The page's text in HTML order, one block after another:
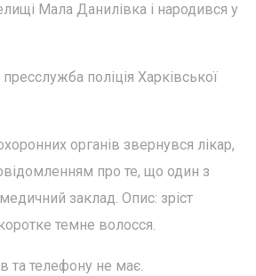
Мала Данилівка і народився у
поліція Харківської
органів звернувся лікар,
про те, що один з
заклад. Опис: зріст
темне волосся.
та телефону не має.